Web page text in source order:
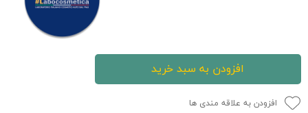
افزودن به سبد خرید
افزودن به علاقه مندی ها